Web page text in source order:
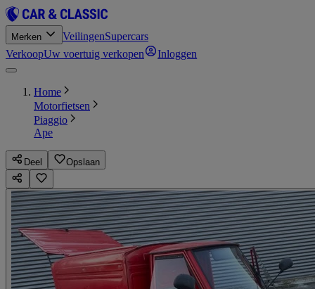
Merken VeilingenSupercars
VerkoopUw voertuig verkopen Inloggen
Home
Motorfietsen
Piaggio
Ape
Deel Opslaan